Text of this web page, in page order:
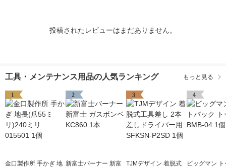
投稿されたレビューはまだありません。
工具・メンテナンス用品の人気ランキング もっと見る
1
金口製作所 手かぎ 地
2
新富士バーナー 新富
3
TJMデザイン 着脱式
4
ビッグマン